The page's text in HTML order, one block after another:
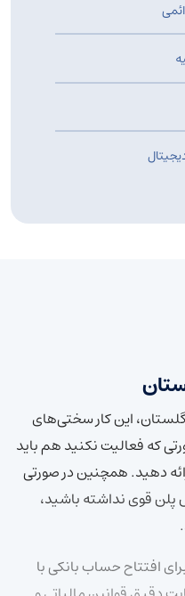
این کار سختی‌های
که فعالیت نکنید هم باید
دهید. همچنین در صورتی
قوی نداشته باشید،
افتتاح حساب بانکی با